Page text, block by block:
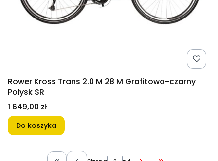
Rower Kross Trans 2.0 M 28 M Grafitowo-czarny
Połysk SR
Cena
1 649,00 zł
Do koszyka